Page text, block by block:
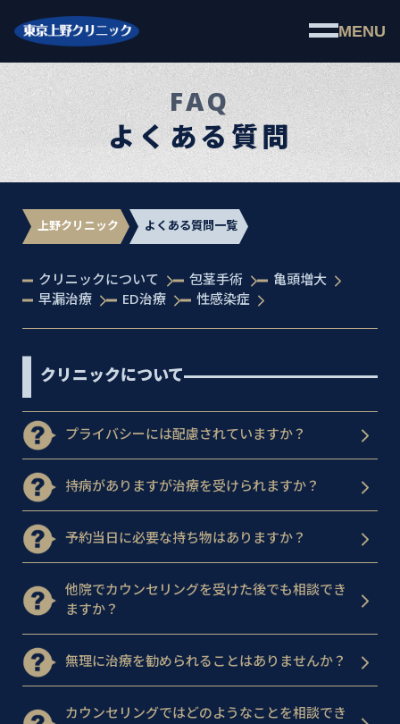
MENU
FAQ
よくある質問
上野クリニック よくある質問一覧
クリニックについて 包茎手術
亀頭増大
早漏治療
ED治療 性感染症
クリニックについて
プライバシーには配慮されていますか？
持病がありますが治療を受けられますか？
予約当日に必要な持ち物はありますか？
他院でカウンセリングを受けた後でも相談でき
ますか？
無理に治療を勧められることはありませんか？
カウンセリングではどのようなことを相談でき